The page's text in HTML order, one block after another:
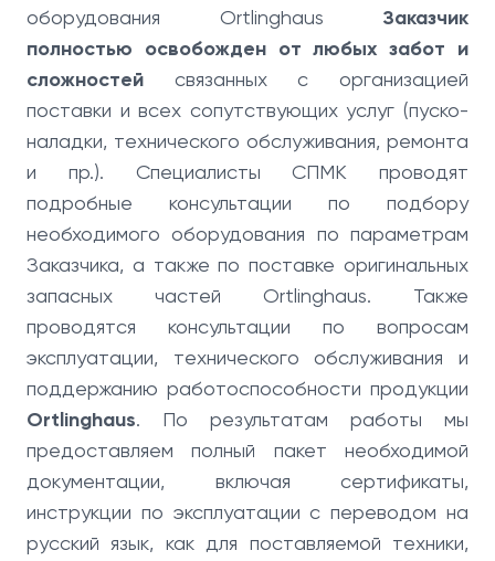
оборудования Ortlinghaus Заказчик
полностью освобожден от любых забот и
сложностей связанных с организацией
поставки и всех сопутствующих услуг (пуско-
наладки, технического обслуживания, ремонта
и пр.). Специалисты СПМК проводят
подробные консультации по подбору
необходимого оборудования по параметрам
Заказчика, а также по поставке оригинальных
запасных частей Ortlinghaus. Также
проводятся консультации по вопросам
эксплуатации, технического обслуживания и
поддержанию работоспособности продукции
Ortlinghaus. По результатам работы мы
предоставляем полный пакет необходимой
документации, включая сертификаты,
инструкции по эксплуатации с переводом на
русский язык, как для поставляемой техники,